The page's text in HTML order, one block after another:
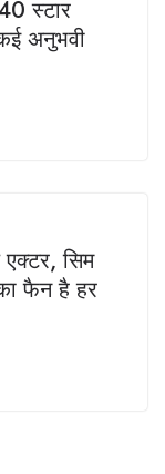
स्टार
अनुभवी
सिम
फैन है हर